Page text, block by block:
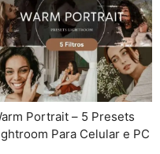
Portrait – 5 Presets
Para Celular e PC